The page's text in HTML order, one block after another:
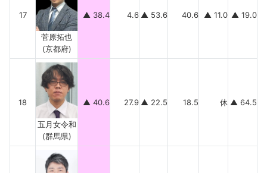
17
菅原拓也
(京都府)
▲ 38.4 4.6 ▲ 53.6 40.6 ▲ 11.0 ▲ 19.0
18
五月女令和
(群馬県)
▲ 40.6 27.9 ▲ 22.5 18.5 休 ▲ 64.5